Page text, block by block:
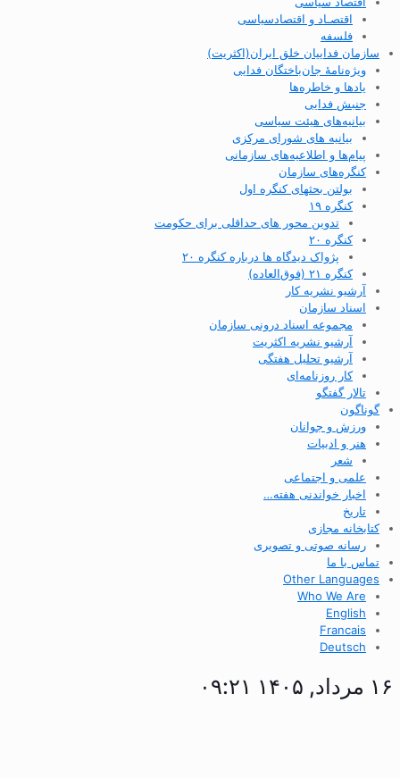
اقتصـاد و اقتصاد‌سیاسی
فلسفه
سازمان فداییان خلق ایران(اکثریت)
ویژه‌نامهٔ جان‌باختگان فدایی
یادها و خاطره‌ها
جنبش فدایی
بیانیه‌های هیئت سیاسی
بیانیه های شورای مرکزی
پیام‌ها و اطلاعیه‌های سازمانی
کنگره‌های سازمان
بولتن بحثهای کنگره اول
کنگره ۱۹
تدوین محور های حداقلی برای حکومت
کنگره ۲۰
پژواک دیدگاه ها درباره کنگره ۲۰
کنگره ۲۱ (فوق‌العاده)
آرشیو نشریه کار
اسناد سازمان
مجموعه اسناد درونی سازمان
آرشیو نشریه اکثریت
آرشیو تحلیل هفتگی
کار روزنامه‌ای
تالار گفتگو
گوناگون
ورزش و جوانان
هنر و ادبیات
شعر
علمی و اجتماعی
اخبار خواندنی هفته…
تاریخ
کتابخانه مجازی
رسانه صوتی و تصویری
تماس با ما
Other Languages
Who We Are
English
Francais
Deutsch
۱۶ مرداد, ۱۴۰۵ ۰۹:۲۱